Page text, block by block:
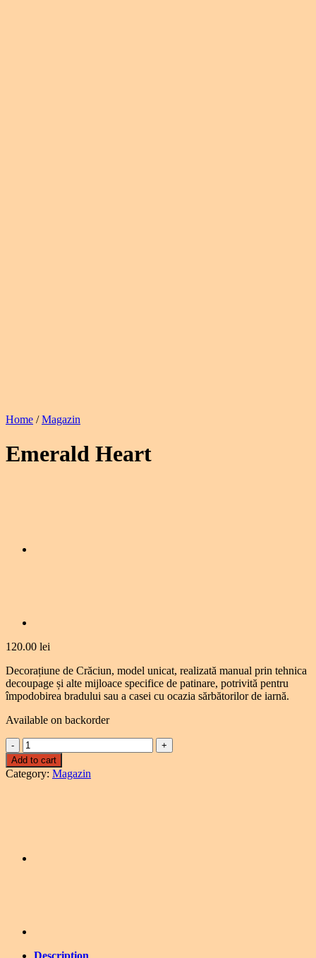
Home / Magazin
Emerald Heart
120.00 lei
Decorațiune de Crăciun, model unicat, realizată manual prin tehnica
decoupage și alte mijloace specifice de patinare, potrivită pentru
împodobirea bradului sau a casei cu ocazia sărbătorilor de iarnă.
Available on backorder
Emerald
Heart
quantity
Add to cart
Category: Magazin
Description